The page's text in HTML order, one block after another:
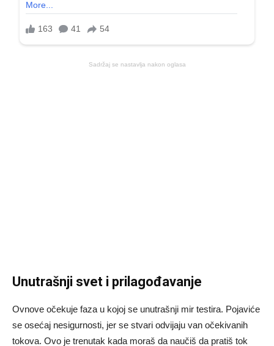
Sadržaj se nastavlja nakon oglasa
Unutrašnji svet i prilagođavanje
Ovnove očekuje faza u kojoj se unutrašnji mir testira. Pojaviće
se osećaj nesigurnosti, jer se stvari odvijaju van očekivanih
tokova. Ovo je trenutak kada moraš da naučiš da pratiš tok